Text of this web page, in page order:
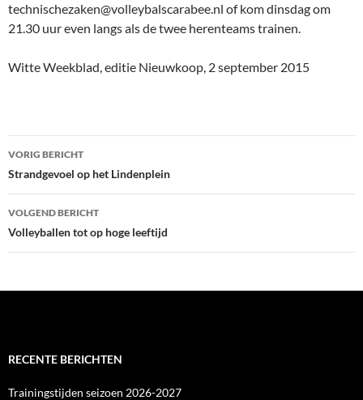
technischezaken@volleybalscarabee.nl of kom dinsdag om
21.30 uur even langs als de twee herenteams trainen.
Witte Weekblad, editie Nieuwkoop, 2 september 2015
Bericht
navigatie
VORIG BERICHT
Strandgevoel op het Lindenplein
VOLGEND BERICHT
Volleyballen tot op hoge leeftijd
RECENTE BERICHTEN
Trainingstijden seizoen 2026-2027